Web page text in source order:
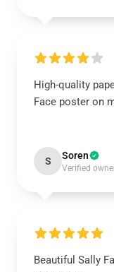
High-quality
Face poster on
S Soren
Verified
Beautiful Sally